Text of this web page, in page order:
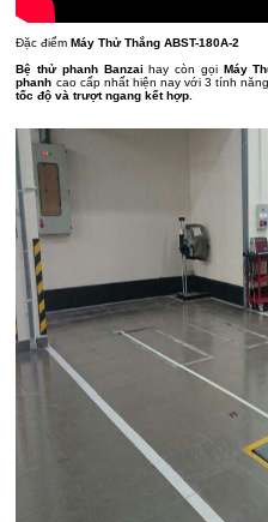
Đặc điểmMáy Thử Thắng ABST-180A-2
Bệ thử phanh Banzai hay còn gọi Máy
phanh cao cấp nhất hiện nay với 3 tính
tốc độ và trượt ngang kết hợp.